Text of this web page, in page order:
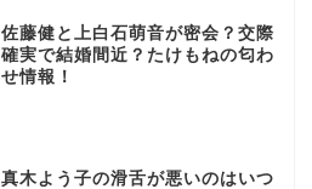
佐藤健と上白石萌音が密会？交際
確実で結婚間近？たけもねの匂わ
せ情報！
真木よう子の滑舌が悪いのはいつ